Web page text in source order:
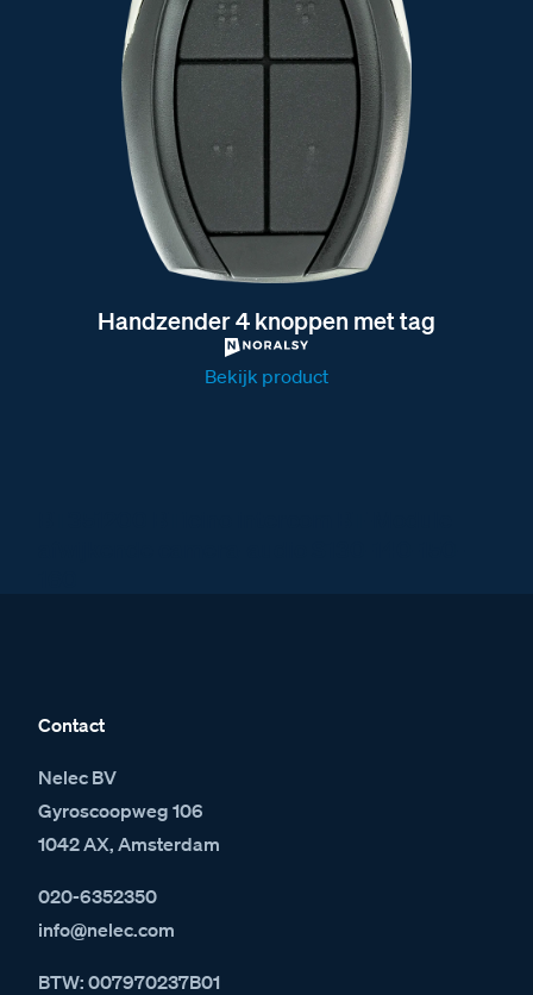
Handzender 4 knoppen met tag
Bekijk product
Contact
Nelec BV
Gyroscoopweg 106
1042 AX, Amsterdam
020-6352350
info@nelec.com
BTW: 007970237B01